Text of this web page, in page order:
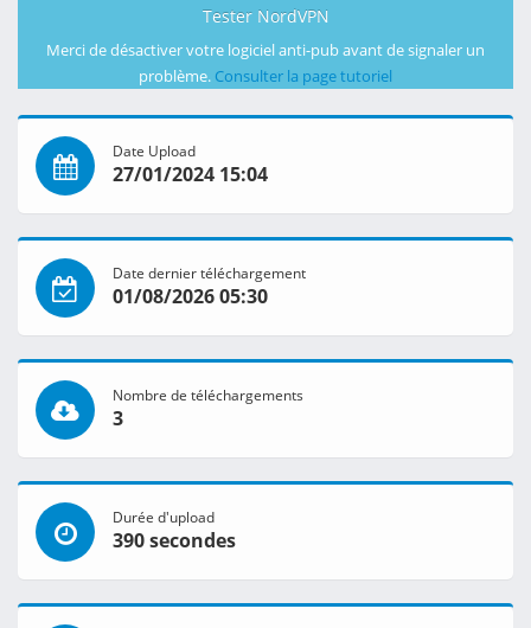
Tester NordVPN
Merci de désactiver votre logiciel anti-pub avant de signaler un
problème. Consulter la page tutoriel
Date Upload
27/01/2024 15:04
Date dernier téléchargement
01/08/2026 05:30
Nombre de téléchargements
3
Durée d'upload
390 secondes